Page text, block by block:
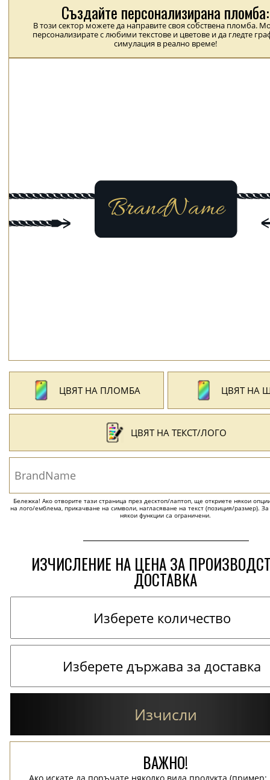
Създайте персонализирана пломба:
В този сектор можете да направите своя собствена пломба.
персонализирате с любими текстове и цветове и да гледте
симулация в реално време!
ЦВЯТ НА ПЛОМБА ЦВЯТ НА
ЦВЯТ НА ТЕКСТ/ЛОГО
Бележка! Ако отворите тази страница през десктоп/лаптоп, ще откриете някои
на лого/емблема, прикачване на символи, нагласяване на текст (позиция/размер).
някои функции са ограничени.
ИЗЧИСЛЕНИЕ НА ЦЕНА ЗА
ДОСТАВКА
Изчисли
ВАЖНО!